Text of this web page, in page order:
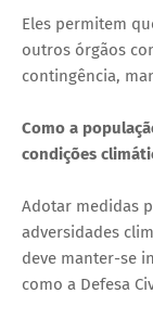
Eles permitem
outros órgãos
contingência,
Como a
condições
Adotar medidas
adversidades
deve manter-se
como a Defesa